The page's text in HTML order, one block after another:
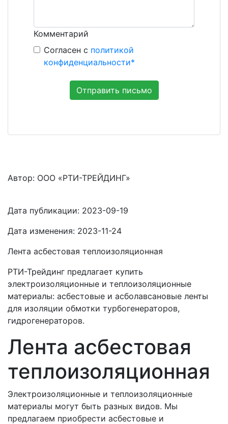
Комментарий
Согласен с политикой
конфиденциальности*
Отправить письмо
Автор: ООО «РТИ-ТРЕЙДИНГ»
Дата публикации: 2023-09-19
Дата изменения: 2023-11-24
Лента асбестовая теплоизоляционная
РТИ-Трейдинг предлагает купить
электроизоляционные и теплоизоляционные
материалы: асбестовые и асболавсановые ленты
для изоляции обмотки турбогенераторов,
гидрогенераторов.
Лента асбестовая
теплоизоляционная
Электроизоляционные и теплоизоляционные
материалы могут быть разных видов. Мы
предлагаем приобрести асбестовые и